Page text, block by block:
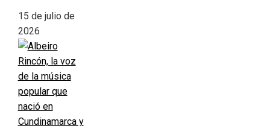
15 de julio de
2026